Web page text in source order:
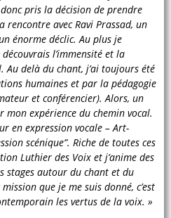
donc pris la décision de prendre
rencontre avec Ravi Prassad, un
énorme déclic.Au plus je
l’immensité et la
Au delà du chant, j’ai toujours été
humaines et par la pédagogie
et conférencier).Alors, un
mon expérience du chemin vocal.
en expression vocale – Art-
scénique”. Riche de toutes ces
Luthier des Voix et j’anime des
stages autour du chant et du
mission que je me suis donné, c’est
les vertus de la voix. »